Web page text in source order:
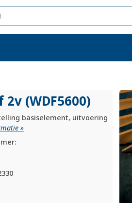
(WDF5600)
basiselement, uitvoering
»